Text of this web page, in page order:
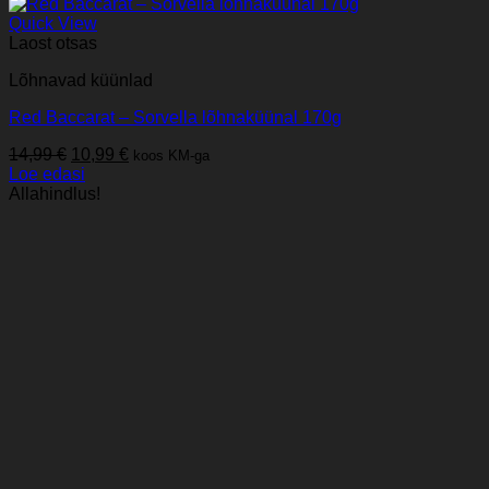
Quick View
Laost otsas
Lõhnavad küünlad
Red Baccarat – Sorvella lõhnaküünal 170g
14,99€ Algne
hind
oli:
10,99 € Praegune
koos KM-ga
Loe edasi
Allahindlus!